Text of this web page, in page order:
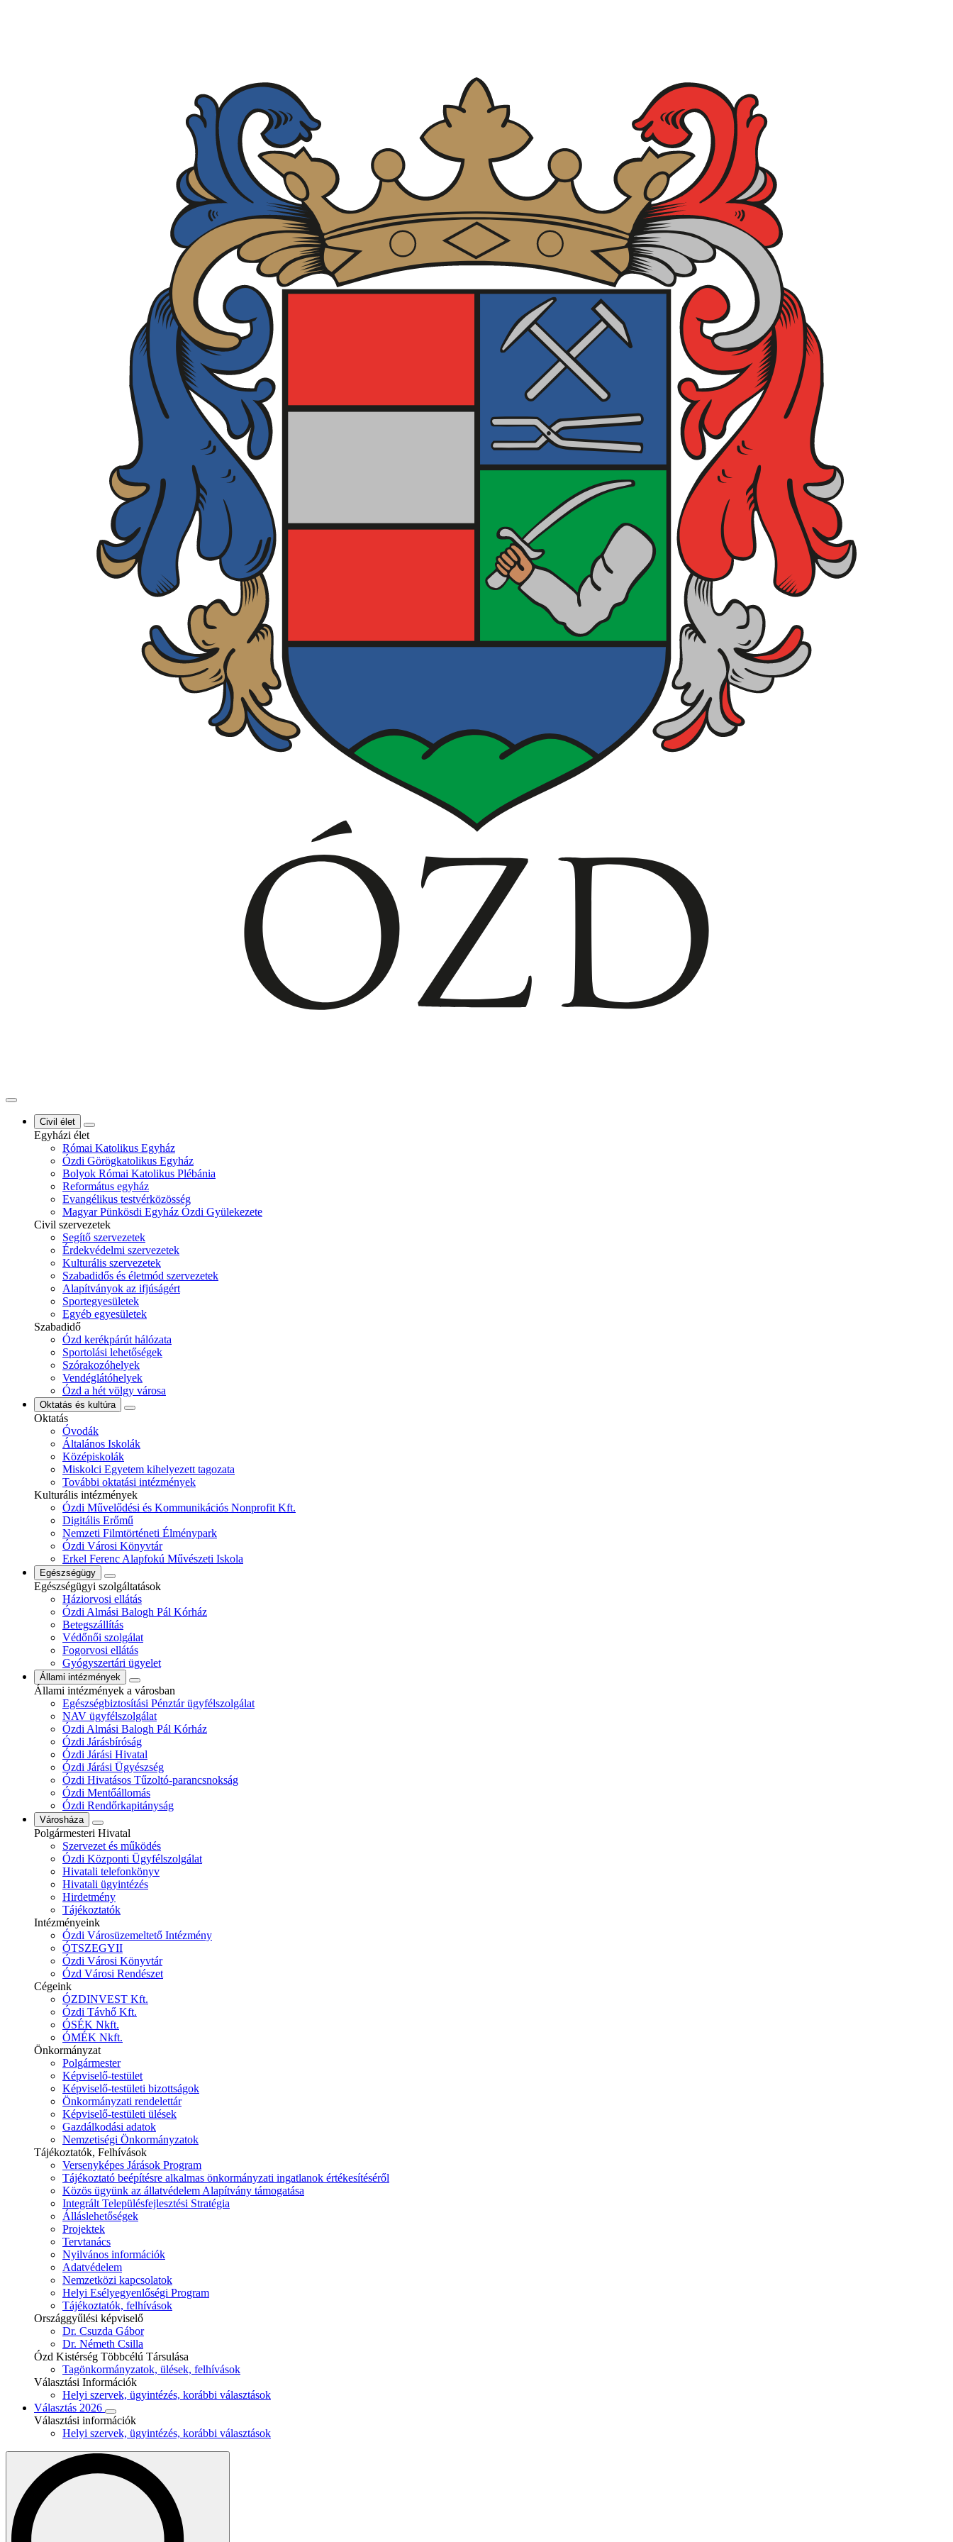
Civil élet
Egyházi élet
Római Katolikus Egyház
Ózdi Görögkatolikus Egyház
Bolyok Római Katolikus Plébánia
Református egyház
Evangélikus testvérközösség
Magyar Pünkösdi Egyház Ózdi Gyülekezete
Civil szervezetek
Segítő szervezetek
Érdekvédelmi szervezetek
Kulturális szervezetek
Szabadidős és életmód szervezetek
Alapítványok az ifjúságért
Sportegyesületek
Egyéb egyesületek
Szabadidő
Ózd kerékpárút hálózata
Sportolási lehetőségek
Szórakozóhelyek
Vendéglátóhelyek
Ózd a hét völgy városa
Oktatás és kultúra
Oktatás
Óvodák
Általános Iskolák
Középiskolák
Miskolci Egyetem kihelyezett tagozata
További oktatási intézmények
Kulturális intézmények
Ózdi Művelődési és Kommunikációs Nonprofit Kft.
Digitális Erőmű
Nemzeti Filmtörténeti Élménypark
Ózdi Városi Könyvtár
Erkel Ferenc Alapfokú Művészeti Iskola
Egészségügy
Egészségügyi szolgáltatások
Háziorvosi ellátás
Ózdi Almási Balogh Pál Kórház
Betegszállítás
Védőnői szolgálat
Fogorvosi ellátás
Gyógyszertári ügyelet
Állami intézmények
Állami intézmények a városban
Egészségbiztosítási Pénztár ügyfélszolgálat
NAV ügyfélszolgálat
Ózdi Almási Balogh Pál Kórház
Ózdi Járásbíróság
Ózdi Járási Hivatal
Ózdi Járási Ügyészség
Ózdi Hivatásos Tűzoltó-parancsnokság
Ózdi Mentőállomás
Ózdi Rendőrkapitányság
Városháza
Polgármesteri Hivatal
Szervezet és működés
Ózdi Központi Ügyfélszolgálat
Hivatali telefonkönyv
Hivatali ügyintézés
Hirdetmény
Tájékoztatók
Intézményeink
Ózdi Városüzemeltető Intézmény
ÓTSZEGYII
Ózdi Városi Könyvtár
Ózd Városi Rendészet
Cégeink
ÓZDINVEST Kft.
Ózdi Távhő Kft.
ÓSÉK Nkft.
ÓMÉK Nkft.
Önkormányzat
Polgármester
Képviselő-testület
Képviselő-testületi bizottságok
Önkormányzati rendelettár
Képviselő-testületi ülések
Gazdálkodási adatok
Nemzetiségi Önkormányzatok
Tájékoztatók, Felhívások
Versenyképes Járások Program
Tájékoztató beépítésre alkalmas önkormányzati ingatlanok értékesítéséről
Közös ügyünk az állatvédelem Alapítvány támogatása
Integrált Településfejlesztési Stratégia
Álláslehetőségek
Projektek
Tervtanács
Nyilvános információk
Adatvédelem
Nemzetközi kapcsolatok
Helyi Esélyegyenlőségi Program
Tájékoztatók, felhívások
Országgyűlési képviselő
Dr. Csuzda Gábor
Dr. Németh Csilla
Ózd Kistérség Többcélú Társulása
Tagönkormányzatok, ülések, felhívások
Választási Információk
Helyi szervek, ügyintézés, korábbi választások
Választás 2026
Választási információk
Helyi szervek, ügyintézés, korábbi választások